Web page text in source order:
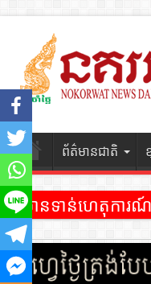
ព័ត៌មានជាតិ
ព័ត៌មានទាន់ហេតុការ